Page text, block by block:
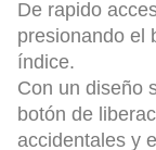
De rapido
presionando el
índice.
Con un diseño
botón de
accidentales y